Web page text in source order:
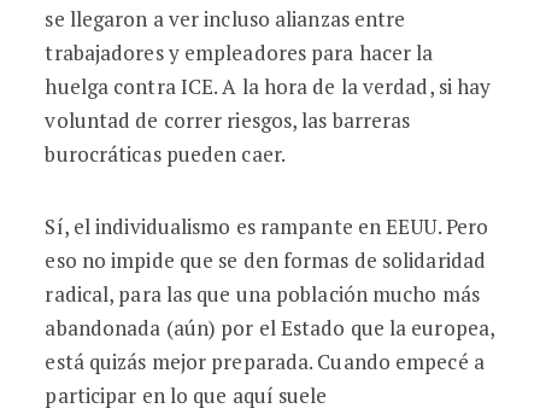
se llegaron a ver incluso alianzas entre
trabajadores y empleadores para hacer la
huelga contra ICE. A la hora de la verdad, si hay
voluntad de correr riesgos, las barreras
burocráticas pueden caer.
Sí, el individualismo es rampante en EEUU. Pero
eso no impide que se den formas de solidaridad
radical, para las que una población mucho más
abandonada (aún) por el Estado que la europea,
está quizás mejor preparada. Cuando empecé a
participar en lo que aquí suele